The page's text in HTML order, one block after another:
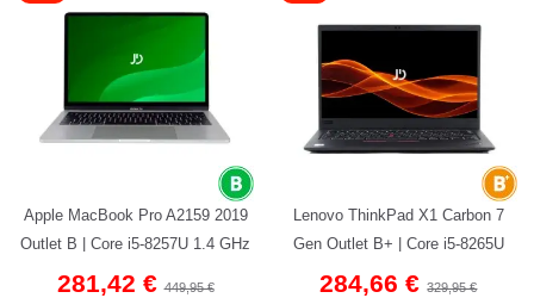
Apple MacBook Pro A2159 2019
Outlet B | Core i5-8257U 1.4 GHz
| 128 GB NVMe | 8 GB...
281,42 €449,95 €
Lenovo ThinkPad X1 Carbon 7
Gen Outlet B+ | Core i5-8265U
1.60 GHz | 256 GB NVMe | 8
284,66 €329,95 €